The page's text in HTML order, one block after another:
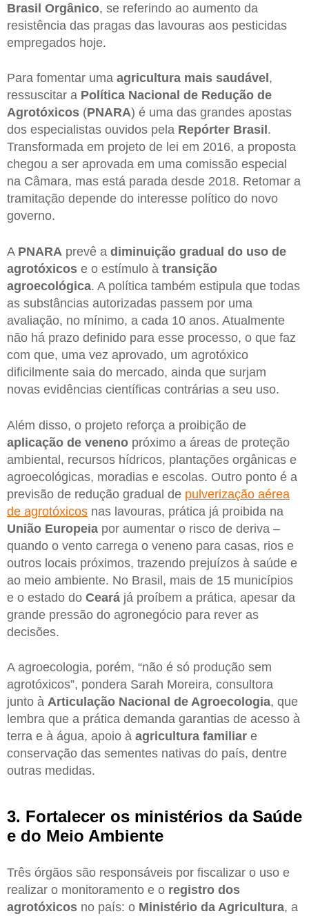
Brasil Orgânico, se referindo ao aumento da
resistência das pragas das lavouras aos pesticidas
empregados hoje.
Para fomentar uma agricultura mais saudável ,
ressuscitar a Política Nacional de Redução de
Agrotóxicos (PNARA) é uma das grandes apostas
dos especialistas ouvidos pela Repórter Brasil .
Transformada em projeto de lei em 2016, a proposta
chegou a ser aprovada em uma comissão especial
na Câmara, mas está parada desde 2018. Retomar a
tramitação depende do interesse político do novo
governo.
A PNARA prevê a diminuição gradual do uso de
agrotóxicos e o estímulo à transição
agroecológica. A política também estipula que todas
as substâncias autorizadas passem por uma
avaliação, no mínimo, a cada 10 anos. Atualmente
não há prazo definido para esse processo, o que faz
com que, uma vez aprovado, um agrotóxico
dificilmente saia do mercado, ainda que surjam
novas evidências científicas contrárias a seu uso.
Além disso, o projeto reforça a proibição de
aplicação de veneno próximo a áreas de proteção
ambiental, recursos hídricos, plantações orgânicas e
agroecológicas, moradias e escolas. Outro ponto é a
previsão de redução gradual de pulverização aérea
de agrotóxicos nas lavouras, prática já proibida na
União Europeia por aumentar o risco de deriva –
quando o vento carrega o veneno para casas, rios e
outros locais próximos, trazendo prejuízos à saúde e
ao meio ambiente. No Brasil, mais de 15 municípios
e o estado do Ceará já proíbem a prática, apesar da
grande pressão do agronegócio para rever as
decisões.
A agroecologia, porém, “não é só produção sem
agrotóxicos”, pondera Sarah Moreira, consultora
junto à Articulação Nacional de Agroecologia, que
lembra que a prática demanda garantias de acesso à
terra e à água, apoio à agricultura familiar e
conservação das sementes nativas do país, dentre
outras medidas.
3. Fortalecer os ministérios da Saúde
e do Meio Ambiente
Três órgãos são responsáveis por fiscalizar o uso e
realizar o monitoramento e o registro dos
agrotóxicos no país: o Ministério da Agricultura, a